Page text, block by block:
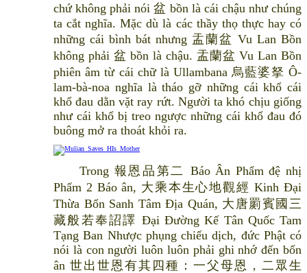
chứ không phải nói 盆 bồn là cái chậu như chúng
ta cắt nghĩa. Mặc dù là các thầy thọ thực hay có
những cái bình bát nhưng 盂蘭盆 Vu Lan Bồn
không phải 盆 bồn là chậu. 盂蘭盆 Vu Lan Bồn
phiên âm từ cái chữ là Ullambana 烏藍婆拏 Ô-
lam-bà-noa nghĩa là tháo gỡ những cái khổ cái
khổ đau dằn vặt ray rứt. Người ta khó chịu giống
như cái khổ bị treo ngược những cái khổ đau đó
buông mở ra thoát khỏi ra.
Trong 報恩品第二 Báo Ân Phẩm đệ nhị
Phẩm 2 Báo ân, 大乘本生心地觀經 Kinh Đại
Thừa Bổn Sanh Tâm Địa Quán, 大唐罽賓國三
藏般若奉詔譯 Đại Đường Kế Tân Quốc Tam
Tạng Ban Nhược phụng chiếu dịch, đức Phật có
nói là con người luôn luôn phải ghi nhớ đến bốn
ân 世出世恩有其四種：一父母恩，二眾生